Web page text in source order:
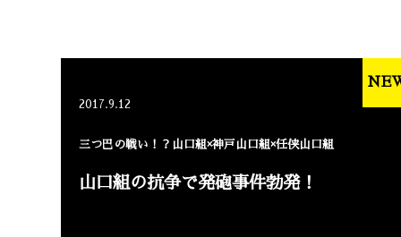
2017.9.12
三つ巴の戦い！？山口組×神戸山口組×任侠山口組
山口組の抗争で発砲事件勃発！